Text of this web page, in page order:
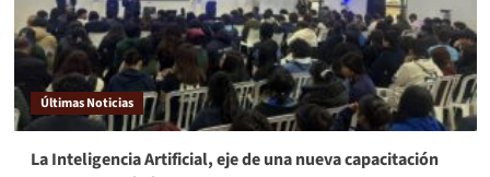
Últimas Noticias
La Inteligencia Artificial, eje de una nueva capacitación